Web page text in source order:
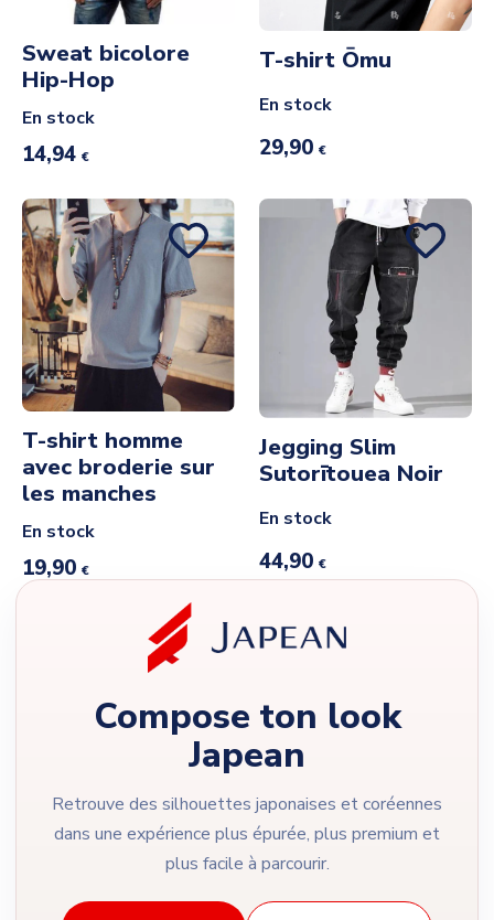
Sweat bicolore
Hip-Hop
En stock
14,94 €
T-shirt Ōmu
En stock
29,90 €
T-shirt homme
avec broderie sur
les manches
En stock
19,90 €
Jegging Slim
Sutorītouea Noir
En stock
44,90 €
Compose ton look
Japean
Retrouve des silhouettes japonaises et coréennes
dans une expérience plus épurée, plus premium et
plus facile à parcourir.